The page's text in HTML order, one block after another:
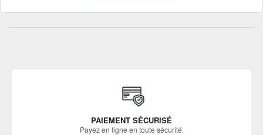
PAIEMENT SÉCURISÉ
Payez en ligne en toute sécurité.